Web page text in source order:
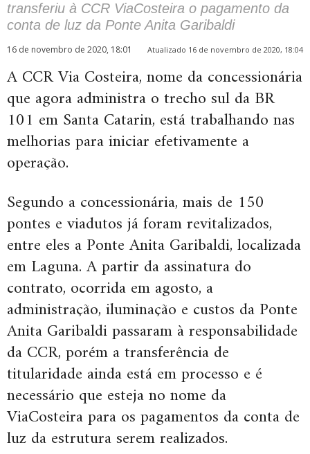
transferiu à CCR ViaCosteira o pagamento da
conta de luz da Ponte Anita Garibaldi
16 de novembro de 2020, 18:01 Atualizado 16 de novembro de 2020, 18:04
A CCR Via Costeira, nome da concessionária
que agora administra o trecho sul da BR
101 em Santa Catarin, está trabalhando nas
melhorias para iniciar efetivamente a
operação.
Segundo a concessionária, mais de 150
pontes e viadutos já foram revitalizados,
entre eles a Ponte Anita Garibaldi, localizada
em Laguna. A partir da assinatura do
contrato, ocorrida em agosto, a
administração, iluminação e custos da Ponte
Anita Garibaldi passaram à responsabilidade
da CCR, porém a transferência de
titularidade ainda está em processo e é
necessário que esteja no nome da
ViaCosteira para os pagamentos da conta de
luz da estrutura serem realizados.